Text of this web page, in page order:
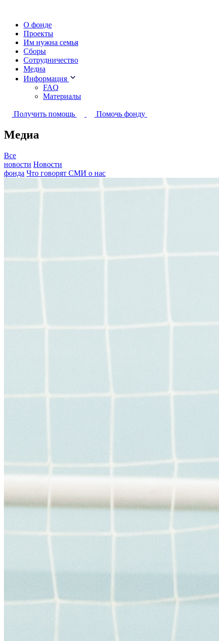
О фонде
Проекты
Им нужна семья
Сборы
Сотрудничество
Медиа
Информация
FAQ
Материалы
Получить помощь Помочь фонду
Медиа
Все
новости Новости
фонда Что говорят СМИ о нас